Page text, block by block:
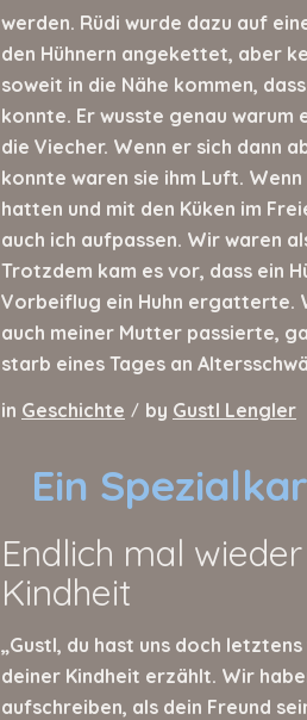
werden. Rüdi wurde dazu auf
den Hühnern angekettet, aber
soweit in die Nähe kommen,
konnte. Er wusste genau warum
die Viecher. Wenn er sich dann
konnte waren sie ihm Luft.
hatten und mit den Küken im
auch ich aufpassen. Wir waren
Trotzdem kam es vor, dass ein
Vorbeiflug ein Huhn ergatterte.
auch meiner Mutter passierte,
starb eines Tages an
in Geschichte / by Gustl Lengler
Ein
Endlich mal
Kindheit
„Gustl, du hast uns doch
deiner Kindheit erzählt. Wir
aufschreiben, als dein Freund